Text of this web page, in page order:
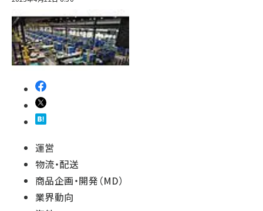
運営
物流・配送
商品企画・開発（MD）
業界動向